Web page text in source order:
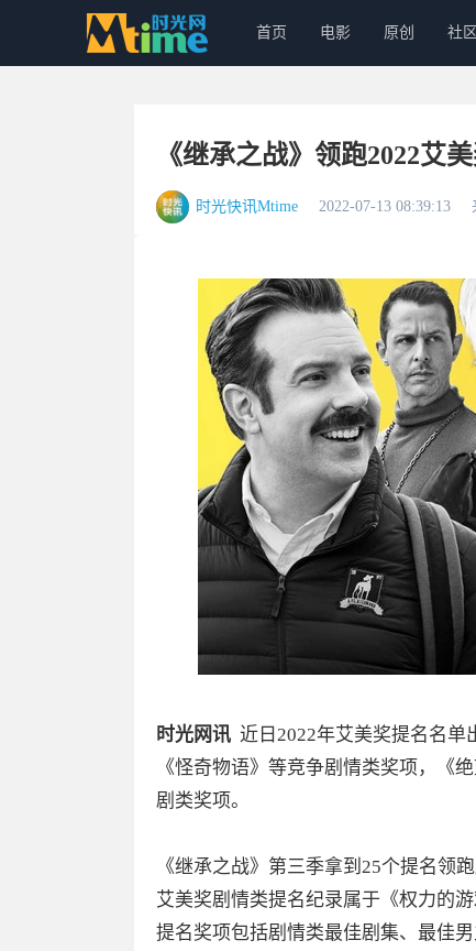
首页 电影 原创 社区
《继承之战》领跑2022艾
时光快讯Mtime 2022-07-13 08:39:13
时光网讯 近日2022年艾美奖提名名单
《怪奇物语》等竞争剧情类奖项，《
剧类奖项。
《继承之战》第三季拿到25个提名领
艾美奖剧情类提名纪录属于《权力的
提名奖项包括剧情类最佳剧集、最佳